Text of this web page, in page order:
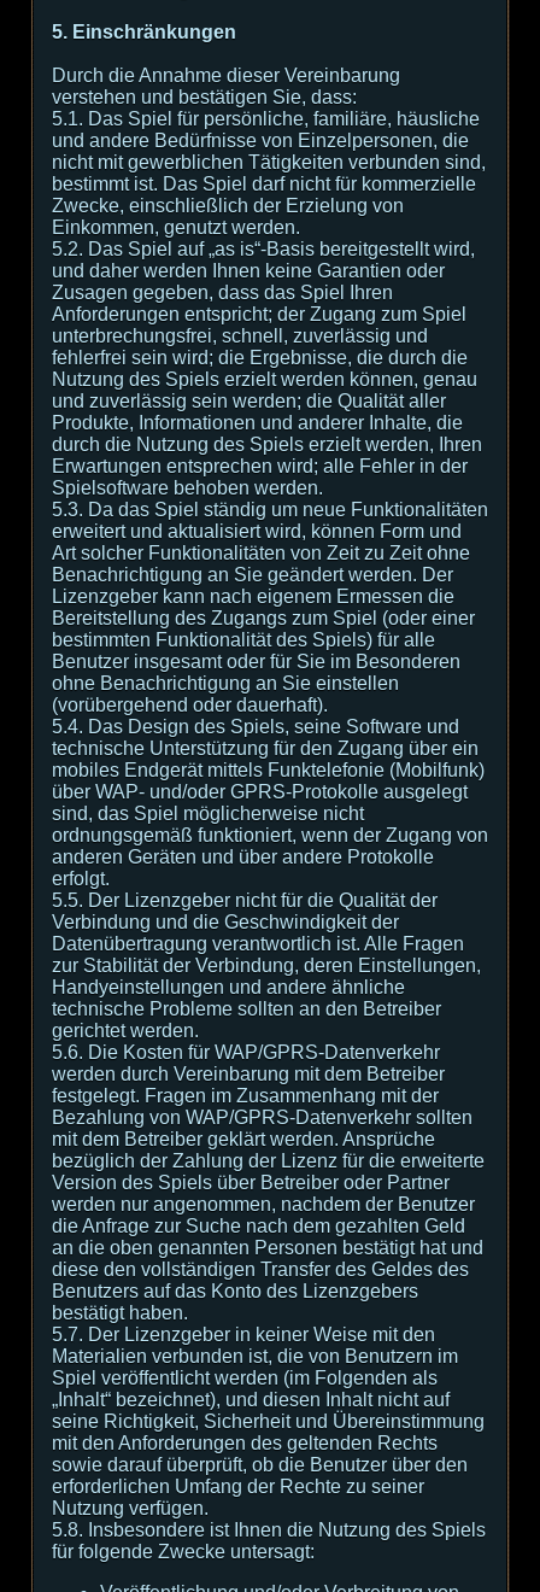
5. Einschränkungen
Durch die Annahme dieser Vereinbarung
verstehen und bestätigen Sie, dass:
5.1. Das Spiel für persönliche, familiäre, häusliche
und andere Bedürfnisse von Einzelpersonen, die
nicht mit gewerblichen Tätigkeiten verbunden sind,
bestimmt ist. Das Spiel darf nicht für kommerzielle
Zwecke, einschließlich der Erzielung von
Einkommen, genutzt werden.
5.2. Das Spiel auf „as is“-Basis bereitgestellt wird,
und daher werden Ihnen keine Garantien oder
Zusagen gegeben, dass das Spiel Ihren
Anforderungen entspricht; der Zugang zum Spiel
unterbrechungsfrei, schnell, zuverlässig und
fehlerfrei sein wird; die Ergebnisse, die durch die
Nutzung des Spiels erzielt werden können, genau
und zuverlässig sein werden; die Qualität aller
Produkte, Informationen und anderer Inhalte, die
durch die Nutzung des Spiels erzielt werden, Ihren
Erwartungen entsprechen wird; alle Fehler in der
Spielsoftware behoben werden.
5.3. Da das Spiel ständig um neue Funktionalitäten
erweitert und aktualisiert wird, können Form und
Art solcher Funktionalitäten von Zeit zu Zeit ohne
Benachrichtigung an Sie geändert werden. Der
Lizenzgeber kann nach eigenem Ermessen die
Bereitstellung des Zugangs zum Spiel (oder einer
bestimmten Funktionalität des Spiels) für alle
Benutzer insgesamt oder für Sie im Besonderen
ohne Benachrichtigung an Sie einstellen
(vorübergehend oder dauerhaft).
5.4. Das Design des Spiels, seine Software und
technische Unterstützung für den Zugang über ein
mobiles Endgerät mittels Funktelefonie (Mobilfunk)
über WAP- und/oder GPRS-Protokolle ausgelegt
sind, das Spiel möglicherweise nicht
ordnungsgemäß funktioniert, wenn der Zugang von
anderen Geräten und über andere Protokolle
erfolgt.
5.5. Der Lizenzgeber nicht für die Qualität der
Verbindung und die Geschwindigkeit der
Datenübertragung verantwortlich ist. Alle Fragen
zur Stabilität der Verbindung, deren Einstellungen,
Handyeinstellungen und andere ähnliche
technische Probleme sollten an den Betreiber
gerichtet werden.
5.6. Die Kosten für WAP/GPRS-Datenverkehr
werden durch Vereinbarung mit dem Betreiber
festgelegt. Fragen im Zusammenhang mit der
Bezahlung von WAP/GPRS-Datenverkehr sollten
mit dem Betreiber geklärt werden. Ansprüche
bezüglich der Zahlung der Lizenz für die erweiterte
Version des Spiels über Betreiber oder Partner
werden nur angenommen, nachdem der Benutzer
die Anfrage zur Suche nach dem gezahlten Geld
an die oben genannten Personen bestätigt hat und
diese den vollständigen Transfer des Geldes des
Benutzers auf das Konto des Lizenzgebers
bestätigt haben.
5.7. Der Lizenzgeber in keiner Weise mit den
Materialien verbunden ist, die von Benutzern im
Spiel veröffentlicht werden (im Folgenden als
„Inhalt“ bezeichnet), und diesen Inhalt nicht auf
seine Richtigkeit, Sicherheit und Übereinstimmung
mit den Anforderungen des geltenden Rechts
sowie darauf überprüft, ob die Benutzer über den
erforderlichen Umfang der Rechte zu seiner
Nutzung verfügen.
5.8. Insbesondere ist Ihnen die Nutzung des Spiels
für folgende Zwecke untersagt: